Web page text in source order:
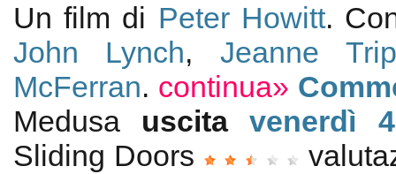
Un film di Peter Howitt.
John Lynch,Jeanne
McFerran. continua»
Medusa uscitavenerdì 4
Sliding Doors